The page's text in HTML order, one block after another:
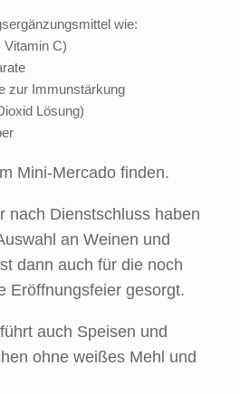
wie:
Vitamin C)
zur Immunstärkung
Lösung)
Mini-Mercado finden.
nach Dienstschluss haben
an Weinen und
dann auch für die noch
Eröffnungsfeier gesorgt.
auch Speisen und
ohne weißes Mehl und